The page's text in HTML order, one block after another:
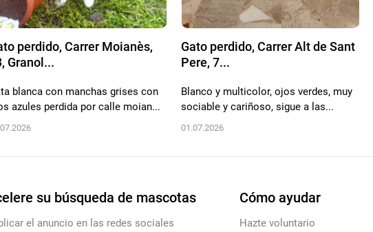
perdido, Carrer Moianès,
Granol...
blanca con manchas grises con
azules perdida por calle moian...
Gato perdido, Carrer Alt de Sant
Pere, 7...
Blanco y multicolor, ojos verdes, muy
sociable y cariñoso, sigue a las...
01.07.2026
su búsqueda de mascotas
el anuncio en las redes sociales
Cómo ayudar
Hazte voluntario